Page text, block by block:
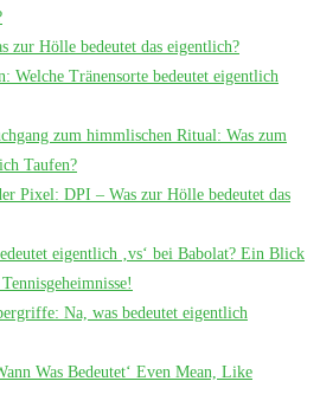
zur Hölle bedeutet das eigentlich?
Welche Tränensorte bedeutet eigentlich
zum himmlischen Ritual: Was zum
Taufen?
Pixel: DPI – Was zur Hölle bedeutet das
eigentlich ‚vs‘ bei Babolat? Ein Blick
Na, was bedeutet eigentlich
Was Bedeutet‘ Even Mean, Like